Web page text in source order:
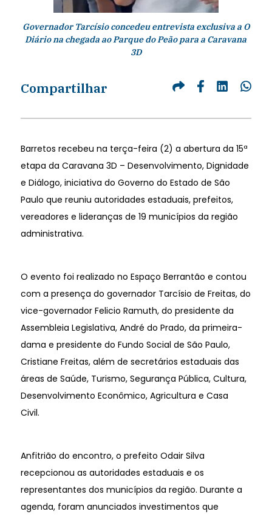
Governador Tarcísio concedeu entrevista exclusiva a O
Diário na chegada ao Parque do Peão para a Caravana
3D
Compartilhar
Barretos recebeu na terça-feira (2) a abertura da 15ª
etapa da Caravana 3D – Desenvolvimento, Dignidade
e Diálogo, iniciativa do Governo do Estado de São
Paulo que reuniu autoridades estaduais, prefeitos,
vereadores e lideranças de 19 municípios da região
administrativa.
O evento foi realizado no Espaço Berrantão e contou
com a presença do governador Tarcísio de Freitas, do
vice-governador Felicio Ramuth, do presidente da
Assembleia Legislativa, André do Prado, da primeira-
dama e presidente do Fundo Social de São Paulo,
Cristiane Freitas, além de secretários estaduais das
áreas de Saúde, Turismo, Segurança Pública, Cultura,
Desenvolvimento Econômico, Agricultura e Casa
Civil.
Anfitrião do encontro, o prefeito Odair Silva
recepcionou as autoridades estaduais e os
representantes dos municípios da região. Durante a
agenda, foram anunciados investimentos que